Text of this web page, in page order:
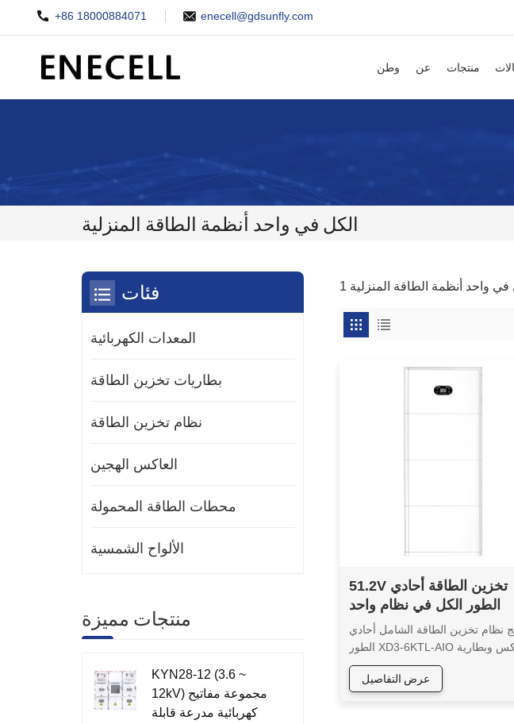
+86 18000884071 enecell@gdsunfly.com
وطن عن منتجات
الكل في واحد أنظمة الطاقة المنزلية
51.2V تخزين الطاقة أحادي
الطور الكل في نظام واحد
XD3-6KTL-AIO
نظام تخزين الطاقة الشامل أحادي
الطور XD3-6KTL-AIO العاكس وبطارية
في وحدة واحدة، ويتميز بتصميم
أنيق يمتزج بشكل مثالي مع البيئات
عرض التفاصيل
فئات
المعدات الكهربائية
بطاريات تخزين الطاقة
نظام تخزين الطاقة
العاكس الهجين
محطات الطاقة المحمولة
الألواح الشمسية
منتجات مميزة
KYN28-12 (3.6 ~
12kV) مجموعة مفاتيح
كهربائية مدرعة قابلة